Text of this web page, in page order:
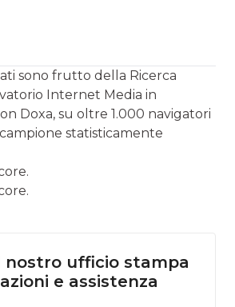
sono frutto della Ricerca
Internet Media in
Doxa, su oltre 1.000 navigatori
statisticamente
ufficio stampa
e assistenza